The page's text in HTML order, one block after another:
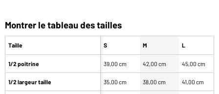
Montrer le tableau des tailles
Taille
1/2 poitrine
1/2 largeur taille
S M L
39,00 cm 42,00 cm 45,00 cm
35,00 cm 38,00 cm 41,00 cm